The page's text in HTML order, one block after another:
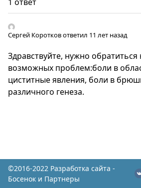
Сергей Коротковответил 11 лет назад
Здравствуйте, нужно обратиться
возможных проблем:боли в
циститные явления, боли в
различного генеза.
©2016-2022 Разработка сайта -
Босенок и Партнеры